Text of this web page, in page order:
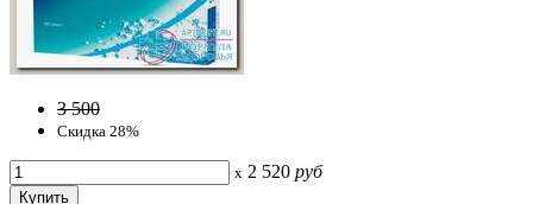
3 500
Скидка 28%
x 2 520 руб